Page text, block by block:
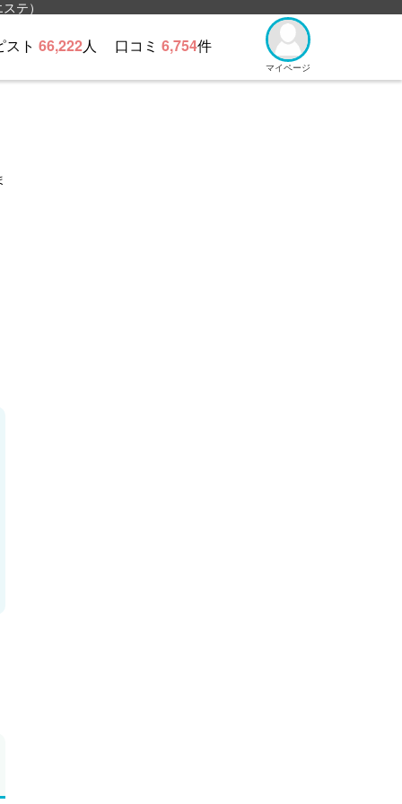
テ）
スト 66,222人 口コミ 6,754件
マイページ